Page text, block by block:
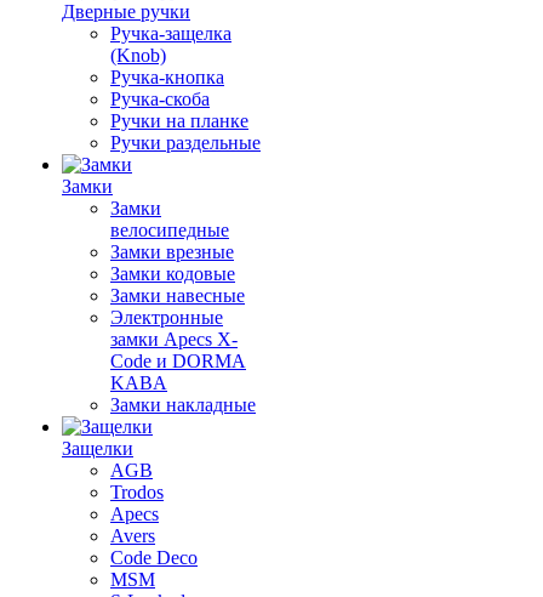
Дверные ручки
Ручка-защелка
(Knob)
Ручка-кнопка
Ручка-скоба
Ручки на планке
Ручки раздельные
Замки
Замки
велосипедные
Замки врезные
Замки кодовые
Замки навесные
Электронные
замки Apecs X-
Code и DORMA
KABA
Замки накладные
Защелки
AGB
Trodos
Apecs
Avers
Code Deco
MSM